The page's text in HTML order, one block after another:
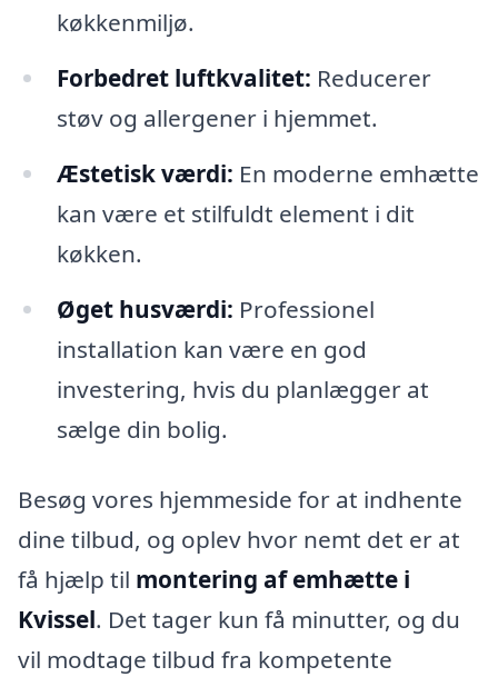
køkkenmiljø.
Forbedret luftkvalitet: Reducerer
støv og allergener i hjemmet.
Æstetisk værdi: En moderne emhætte
kan være et stilfuldt element i dit
køkken.
Øget husværdi: Professionel
installation kan være en god
investering, hvis du planlægger at
sælge din bolig.
Besøg vores hjemmeside for at indhente
dine tilbud, og oplev hvor nemt det er at
få hjælp til montering af emhætte i
Kvissel. Det tager kun få minutter, og du
vil modtage tilbud fra kompetente